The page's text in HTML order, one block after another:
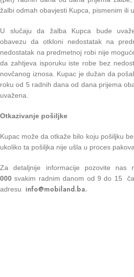
žalbi odmah obavjesti Kupca, pismenim ili
U slučaju da žalba Kupca bude
obavezu da otkloni nedostatak na
nedostatak na predmetnoj robi nije
da zahtjeva isporuku iste robe bez
novčanog iznosa. Kupac je dužan da
roku od 5 radnih dana od dana prijema
uvažena.
Otkazivanje pošiljke
Kupac može da otkaže bilo koju pošiljku
ukoliko ta pošiljka nije ušla u proces
Za detaljnije informacije pozovite nas
000 svakim radnim danom od 9 do 15
adresu
info@mobiland.ba.